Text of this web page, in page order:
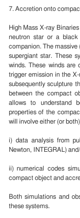
7. Accretion onto
High Mass X-ray
neutron star or a black
companion. The massive
supergiant star. These
winds. These winds are
trigger emission in the
subsequently sculpture
between the compact
allows to understand
properties of the
will involve either (or
i) data analysis from
Newton, INTEGRAL)
ii) numerical codes
compact object and
Both simulations and
these systems.